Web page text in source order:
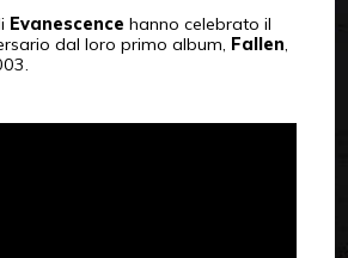
Evanescence hanno celebrato il
dal loro primo album, Fallen